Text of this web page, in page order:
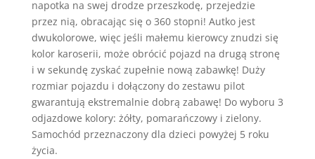
napotka na swej drodze przeszkodę, przejedzie
przez nią, obracając się o 360 stopni! Autko jest
dwukolorowe, więc jeśli małemu kierowcy znudzi się
kolor karoserii, może obrócić pojazd na drugą stronę
i w sekundę zyskać zupełnie nową zabawkę! Duży
rozmiar pojazdu i dołączony do zestawu pilot
gwarantują ekstremalnie dobrą zabawę! Do wyboru 3
odjazdowe kolory: żółty, pomarańczowy i zielony.
Samochód przeznaczony dla dzieci powyżej 5 roku
życia.